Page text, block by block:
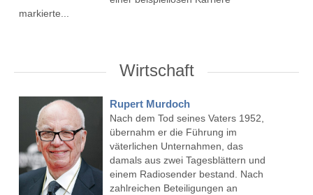
markierte...
Wirtschaft
Rupert Murdoch
Nach dem Tod seines Vaters 1952,
übernahm er die Führung im
väterlichen Unternahmen, das
damals aus zwei Tagesblättern und
einem Radiosender bestand. Nach
zahlreichen Beteiligungen an